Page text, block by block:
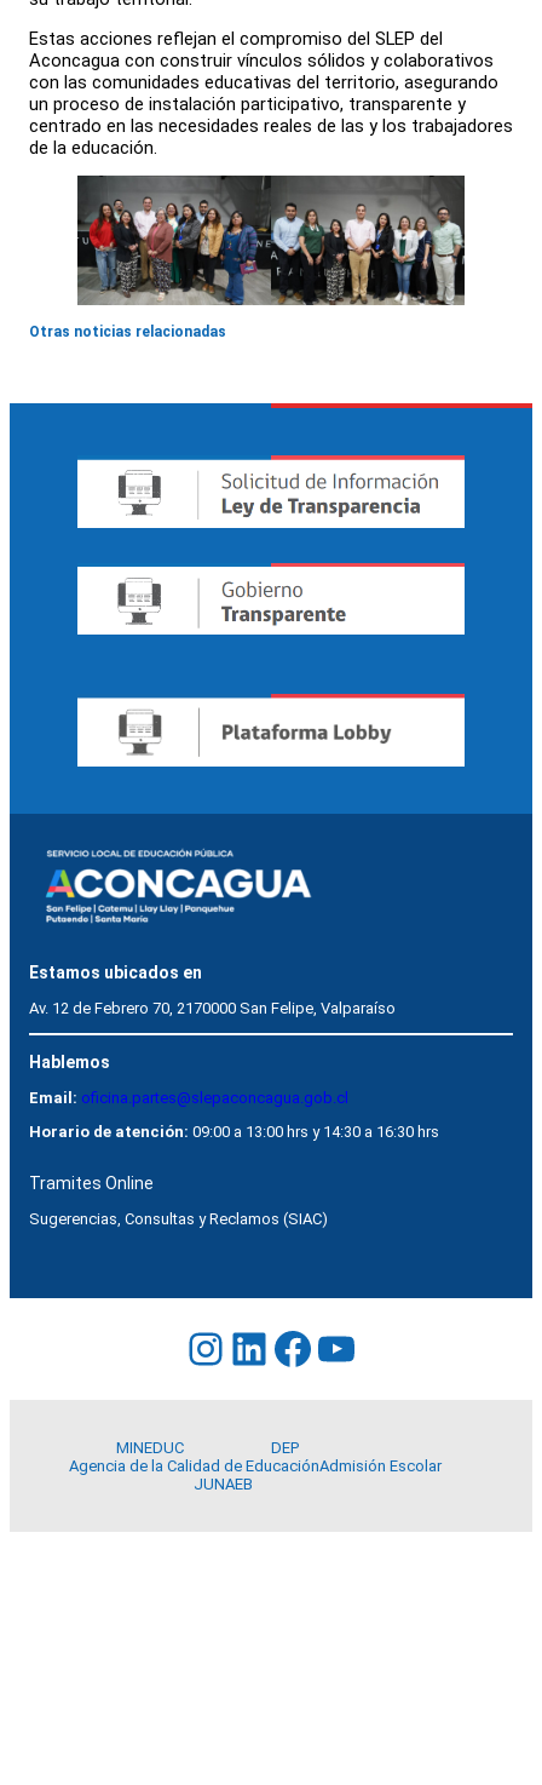
Estas acciones reflejan el compromiso del SLEP del
Aconcagua con construir vínculos sólidos y colaborativos
con las comunidades educativas del territorio, asegurando
un proceso de instalación participativo, transparente y
centrado en las necesidades reales de las y los trabajadores
de la educación.
Otras noticias relacionadas
Estamos ubicados en
Av. 12 de Febrero 70, 2170000 San Felipe, Valparaíso
Hablemos
Email: oficina.partes@slepaconcagua.gob.cl
Horario de atención: 09:00 a 13:00 hrs y 14:30 a 16:30 hrs
Tramites Online
Sugerencias, Consultas y Reclamos (SIAC)
Instagram
LinkedIn
Facebook
YouTube
MINEDUC
DEP
Agencia de la Calidad de EducaciónAdmisión Escolar
JUNAEB